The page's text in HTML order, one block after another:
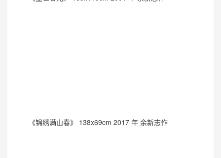
《锦绣满山春》 138x69cm 2017 年 余新志作